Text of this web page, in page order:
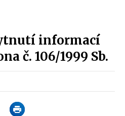
informací
č. 106/1999 Sb.